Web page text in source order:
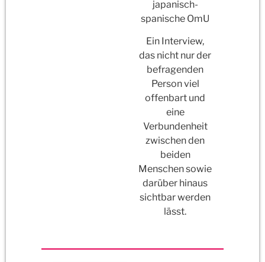
japanisch-
spanische OmU
Ein Interview,
das nicht nur der
befragenden
Person viel
offenbart und
eine
Verbundenheit
zwischen den
beiden
Menschen sowie
darüber hinaus
sichtbar werden
lässt.